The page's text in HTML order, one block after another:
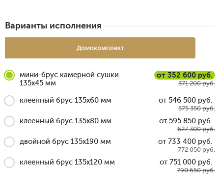
Варианты исполнения
Домокомплект
мини-брус камерной сушки
135x45 мм
от 352 600 руб.
371 200 руб.
клеенный брус 135x60 мм от 546 500 руб.
575 350 руб.
клеенный брус 135x80 мм от 595 850 руб.
627 300 руб.
двойной брус 135x190 мм от 733 400 руб.
772 050 руб.
клеенный брус 135x120 мм от 751 000 руб.
790 650 руб.